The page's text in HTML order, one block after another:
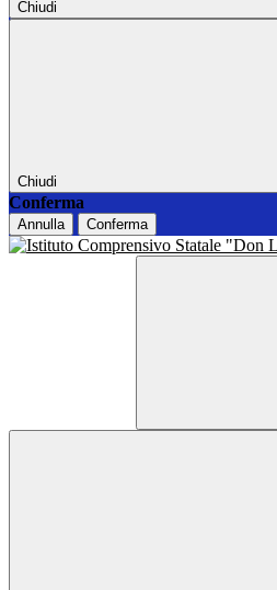
Chiudi
Chiudi
Conferma
Annulla Conferma